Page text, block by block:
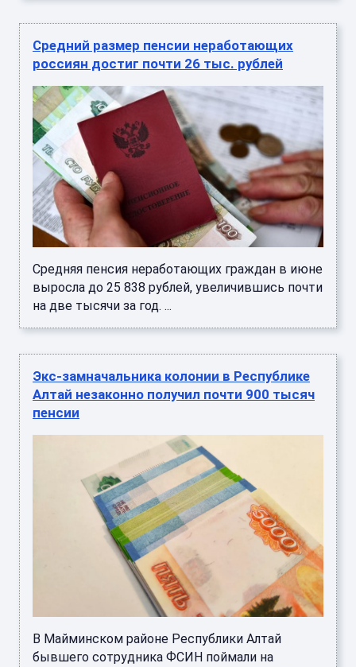
Средний размер пенсии неработающих
россиян достиг почти 26 тыс. рублей
Средняя пенсия неработающих граждан в июне
выросла до 25 838 рублей, увеличившись почти
на две тысячи за год. ...
Экс-замначальника колонии в Республике
Алтай незаконно получил почти 900 тысяч
пенсии
В Майминском районе Республики Алтай
бывшего сотрудника ФСИН поймали на